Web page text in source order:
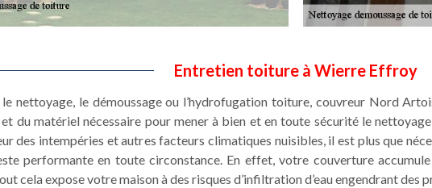
Entretien toiture à Wierre Effroy
nettoyage, le démoussage ou l’hydrofugation toiture, couvreur Nord
du matériel nécessaire pour mener à bien et en toute sécurité le
des intempéries et autres facteurs climatiques nuisibles, il est plus que
performante en toute circonstance. En effet, votre couverture
cela expose votre maison à des risques d’infiltration d’eau engendrant des